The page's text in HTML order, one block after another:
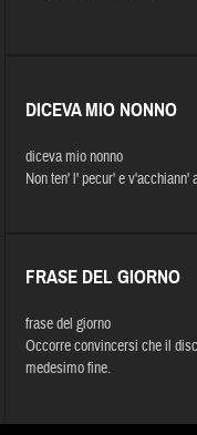
DICEVA MIO NONNO
diceva mio nonno
Non ten' l' pecur' e v'acchiann'
FRASE DEL GIORNO
frase del giorno
Occorre convincersi che il
medesimo fine.